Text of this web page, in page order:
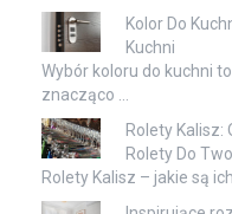
Kolor Do
Kuchni
Wybór koloru do kuchni
znacząco …
Rolety Kalisz:
Rolety Do
Rolety Kalisz – jakie są